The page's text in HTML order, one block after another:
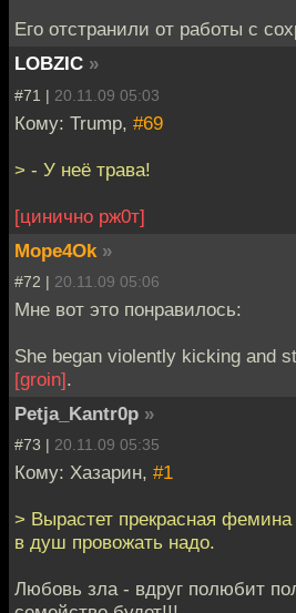
Его отстранили от работы с
LOBZIC »
#71 | 20.11.09 05:03
Кому: Trump, #69
> - У неё трава!
[цинично рж0т]
Mope4Ok »
#72 | 20.11.09 05:06
Мне вот это понравилось:
She began violently kicking and
[groin].
Petja_Kantr0p »
#73 | 20.11.09 05:35
Кому: Хазарин, #1
> Вырастет прекрасная
в душ провожать надо.
Любовь зла - вдруг полюбит